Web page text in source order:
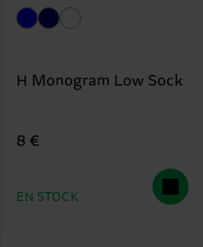
H Monogram Low Sock
8 €
EN STOCK